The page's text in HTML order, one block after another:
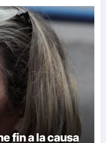
fin a la causa